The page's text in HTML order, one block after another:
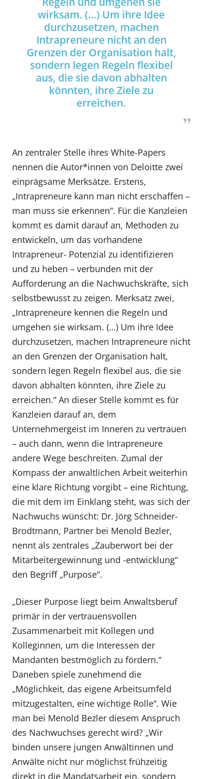
wirksam. (…) Um ihre Idee
durchzusetzen, machen
Intrapreneure nicht an den
Grenzen der Organisation halt,
sondern legen Regeln flexibel
aus, die sie davon abhalten
könnten, ihre Ziele zu
erreichen.
An zentraler Stelle ihres White-Papers
nennen die Autor*innen von Deloitte zwei
einprägsame Merksätze. Erstens,
„Intrapreneure kann man nicht erschaffen –
man muss sie erkennen“. Für die Kanzleien
kommt es damit darauf an, Methoden zu
entwickeln, um das vorhandene
Intrapreneur- Potenzial zu identifizieren
und zu heben – verbunden mit der
Aufforderung an die Nachwuchskräfte, sich
selbstbewusst zu zeigen. Merksatz zwei,
„Intrapreneure kennen die Regeln und
umgehen sie wirksam. (…) Um ihre Idee
durchzusetzen, machen Intrapreneure nicht
an den Grenzen der Organisation halt,
sondern legen Regeln flexibel aus, die sie
davon abhalten könnten, ihre Ziele zu
erreichen.“ An dieser Stelle kommt es für
Kanzleien darauf an, dem
Unternehmergeist im Inneren zu vertrauen
– auch dann, wenn die Intrapreneure
andere Wege beschreiten. Zumal der
Kompass der anwaltlichen Arbeit weiterhin
eine klare Richtung vorgibt – eine Richtung,
die mit dem im Einklang steht, was sich der
Nachwuchs wünscht: Dr. Jörg Schneider-
Brodtmann, Partner bei Menold Bezler,
nennt als zentrales „Zauberwort bei der
Mitarbeitergewinnung und -entwicklung“
den Begriff „Purpose“.
„Dieser Purpose liegt beim Anwaltsberuf
primär in der vertrauensvollen
Zusammenarbeit mit Kollegen und
Kolleginnen, um die Interessen der
Mandanten bestmöglich zu fördern.“
Daneben spiele zunehmend die
„Möglichkeit, das eigene Arbeitsumfeld
mitzugestalten, eine wichtige Rolle“. Wie
man bei Menold Bezler diesem Anspruch
des Nachwuchses gerecht wird? „Wir
binden unsere jungen Anwältinnen und
Anwälte nicht nur möglichst frühzeitig
direkt in die Mandatsarbeit ein, sondern